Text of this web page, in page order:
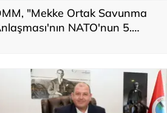
"Mekke Ortak Savunma
NATO'nun 5.